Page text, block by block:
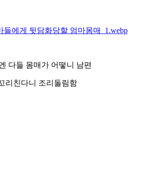
다들 몸매가 어떻니 남편
리친다니 조리돌림함